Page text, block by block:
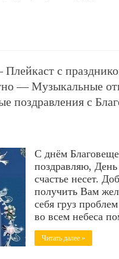
с
— Музыкальные
поздравления с
С днём
поздравляю,
счастье несет.
получить Вам
себя груз
во всем небеса
Читать далее »